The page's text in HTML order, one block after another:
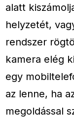
alatt
helyzetét,
rendszer
kamera elég
egy
az lenne, ha
megoldással